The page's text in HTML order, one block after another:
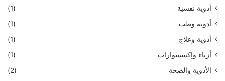
أدوية نفسية
(1)
أدوية وطب
(1)
أدوية وعلاج
(1)
أزياء وإكسسوارات
(1)
الأدوية والصحة
(2)